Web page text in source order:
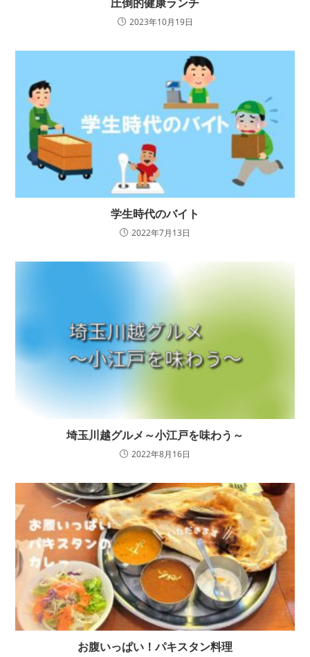
2023年10月19日
学生時代のバイト
2022年7月13日
埼玉川越グルメ～小江戸を味わう～
2022年8月16日
お腹いっぱい！パキスタン料理